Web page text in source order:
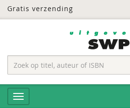
Gratis verzending